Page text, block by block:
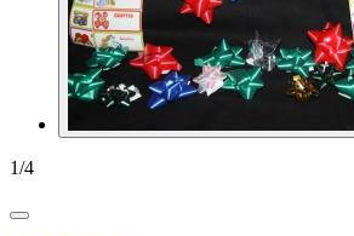
1/4